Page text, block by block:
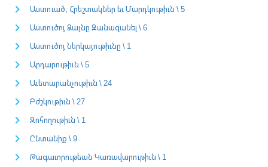
Աստուած, Հրեշտակներ եւ Մարդկութիւն \ 5
Աստուծոյ Ձայնը Զանազանել \ 6
Աստուծոյ Ներկայութիւնը \ 1
Արդարութիւն \ 5
Աւետարանչութիւն \ 24
Բժշկութիւն \ 27
Զոհողութիւն \ 1
Ընտանիք \ 9
Թագաւորութեան Կառավարութիւն \ 1